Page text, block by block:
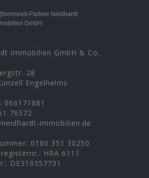
Immobilien GmbH & Co.
28
Engelhelms
066171881
76572
immobilien.de
0180 351 30250
HRA 6111
DE319357731